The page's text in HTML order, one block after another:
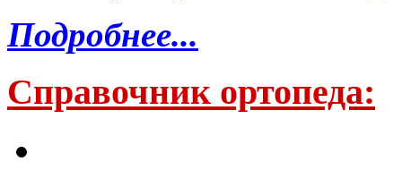
Подробнее...
Справочник ортопеда: